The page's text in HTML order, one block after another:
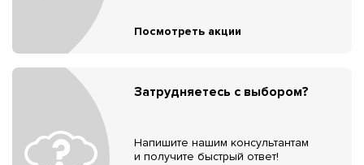
Посмотреть акции
Затрудняетесь с выбором?
Напишите нашим консультантам
и получите быстрый ответ!